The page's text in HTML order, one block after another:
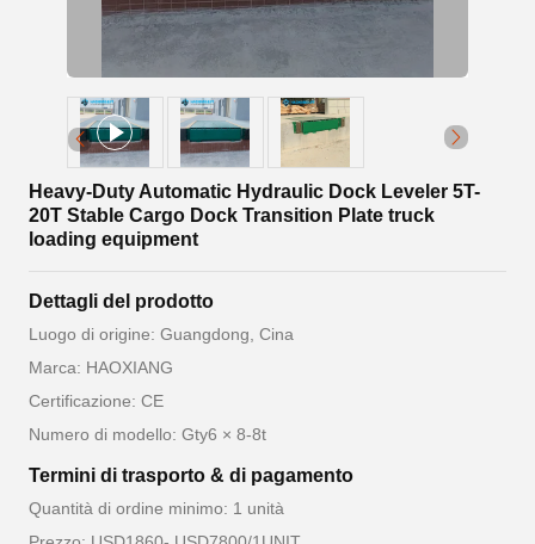
Heavy-Duty Automatic Hydraulic Dock Leveler 5T-
20T Stable Cargo Dock Transition Plate truck
loading equipment
Dettagli del prodotto
Luogo di origine: Guangdong, Cina
Marca: HAOXIANG
Certificazione: CE
Numero di modello: Gty6 × 8-8t
Termini di trasporto & di pagamento
Quantità di ordine minimo: 1 unità